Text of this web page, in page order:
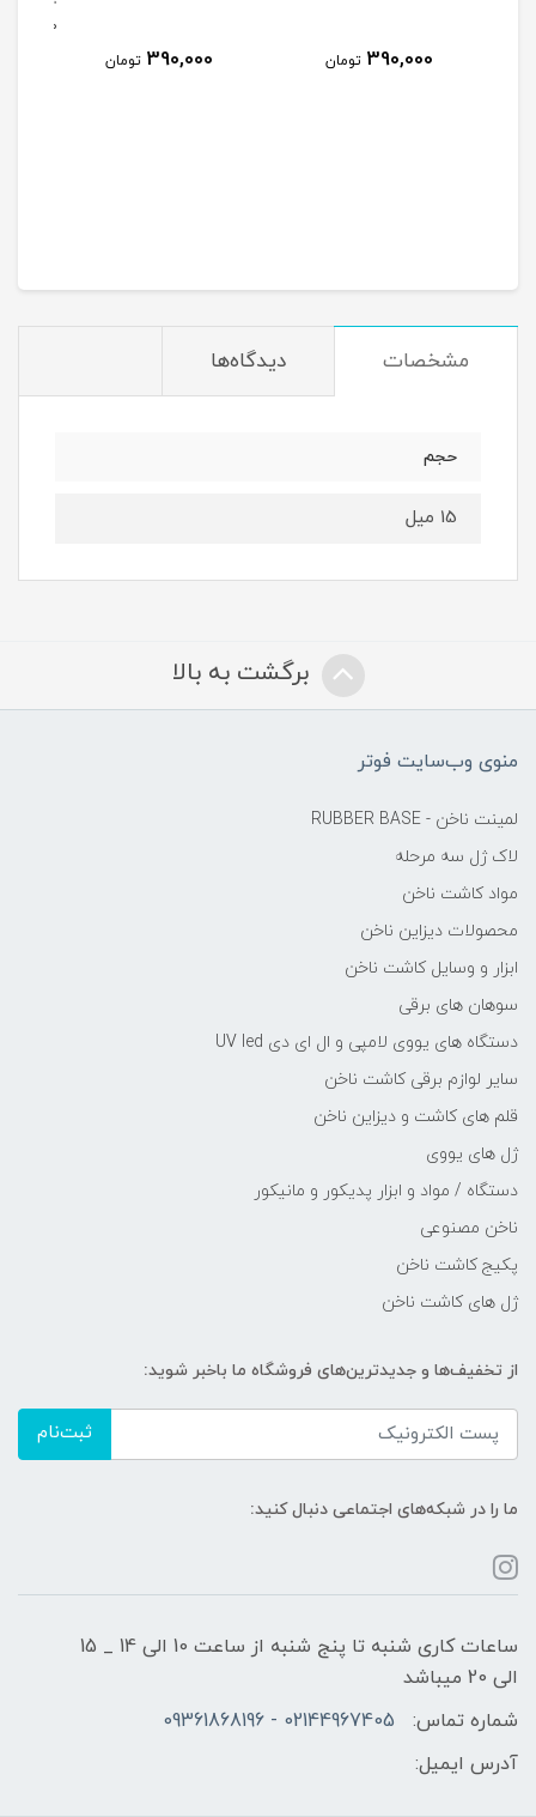
390,000
مشخصات دیدگاه‌ها
حجم
15 میل
برگشت به بالا
منوی وب‌سایت فوتر
لمینت ناخن - RUBBER BASE
لاک ژل سه مرحله
مواد کاشت ناخن
محصولات دیزاین ناخن
ابزار و وسایل کاشت ناخن
سوهان های برقی
دستگاه های یووی لامپی و ال ای دی UV led
سایر لوازم برقی کاشت ناخن
قلم های کاشت و دیزاین ناخن
ژل های یووی
دستگاه / مواد و ابزار پدیکور و مانیکور
ناخن مصنوعی
پکیج کاشت ناخن
ژل های کاشت ناخن
از تخفیف‌ها و جدیدترین‌های فروشگاه ما باخبر شوید:
ثبت‌نام
ما را در شبکه‌های اجتماعی دنبال کنید:
ساعات کاری شنبه تا پنج شنبه از ساعت 10 الی 14 _ 15
الی 20 میباشد
شماره تماس:
02144967405 - 09361868196
آدرس ایمیل: